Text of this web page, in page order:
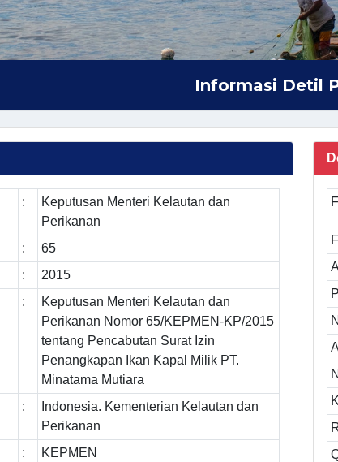
Informasi Detil
:
Keputusan Menteri Kelautan dan
Perikanan
:
65
:
2015
:
Keputusan Menteri Kelautan dan
Perikanan Nomor 65/KEPMEN-KP/2015
tentang Pencabutan Surat Izin
Penangkapan Ikan Kapal Milik PT.
Minatama Mutiara
:
Indonesia. Kementerian Kelautan dan
Perikanan
:
KEPMEN